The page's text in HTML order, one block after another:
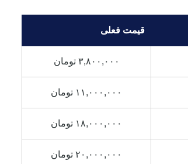
قیمت فعلی
۳,۸۰۰,۰۰۰ تومان
۱۱,۰۰۰,۰۰۰ تومان
۱۸,۰۰۰,۰۰۰ تومان
۲۰,۰۰۰,۰۰۰ تومان